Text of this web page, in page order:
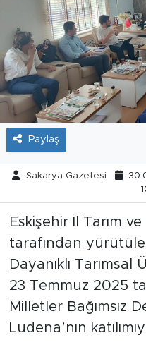
Paylaş
Sakarya Gazetesi
Eskişehir İl Tarım
tarafından
Dayanıklı
23 Temmuz 2025
Milletler Bağımsız
Ludena’nın
Resmi İlanlar
Söyleşi
Foto Şaka
Teknoloji